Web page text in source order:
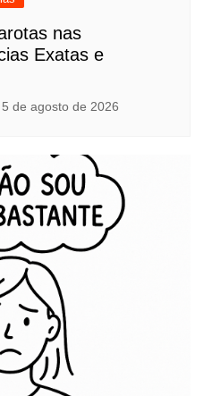
nas
Exatas e
5 de agosto de 2026